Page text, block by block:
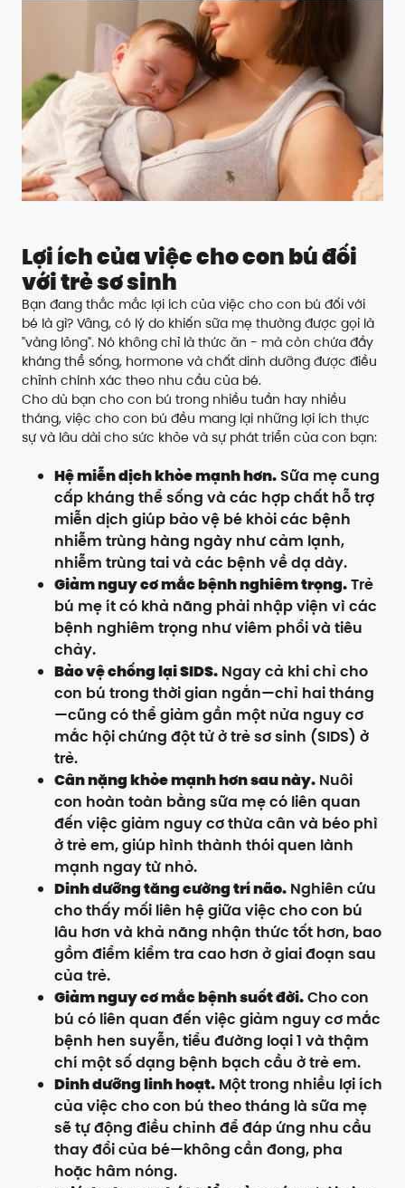
Lợi ích của việc cho con bú đối
với trẻ sơ sinh
Bạn đang thắc mắc lợi ích của việc cho con bú đối với
bé là gì? Vâng, có lý do khiến sữa mẹ thường được gọi là
"vàng lỏng". Nó không chỉ là thức ăn - mà còn chứa đầy
kháng thể sống, hormone và chất dinh dưỡng được điều
chỉnh chính xác theo nhu cầu của bé.
Cho dù bạn cho con bú trong nhiều tuần hay nhiều
tháng, việc cho con bú đều mang lại những lợi ích thực
sự và lâu dài cho sức khỏe và sự phát triển của con bạn:
Hệ miễn dịch khỏe mạnh hơn. Sữa mẹ cung
cấp kháng thể sống và các hợp chất hỗ trợ
miễn dịch giúp bảo vệ bé khỏi các bệnh
nhiễm trùng hàng ngày như cảm lạnh,
nhiễm trùng tai và các bệnh về dạ dày.
Giảm nguy cơ mắc bệnh nghiêm trọng.Trẻ
bú mẹ ít có khả năng phải nhập viện vì các
bệnh nghiêm trọng như viêm phổi và tiêu
chảy.
Bảo vệ chống lại SIDS. Ngay cả khi chỉ cho
con bú trong thời gian ngắn—chỉ hai tháng
—cũng có thể giảm gần một nửa nguy cơ
mắc hội chứng đột tử ở trẻ sơ sinh (SIDS) ở
trẻ.
Cân nặng khỏe mạnh hơn sau này. Nuôi
con hoàn toàn bằng sữa mẹ có liên quan
đến việc giảm nguy cơ thừa cân và béo phì
ở trẻ em, giúp hình thành thói quen lành
mạnh ngay từ nhỏ.
Dinh dưỡng tăng cường trí não. Nghiên cứu
cho thấy mối liên hệ giữa việc cho con bú
lâu hơn và khả năng nhận thức tốt hơn, bao
gồm điểm kiểm tra cao hơn ở giai đoạn sau
của trẻ.
Giảm nguy cơ mắc bệnh suốt đời.Cho con
bú có liên quan đến việc giảm nguy cơ mắc
bệnh hen suyễn, tiểu đường loại 1 và thậm
chí một số dạng bệnh bạch cầu ở trẻ em.
Dinh dưỡng linh hoạt. Một trong nhiều lợi ích
của việc cho con bú theo tháng là sữa mẹ
sẽ tự động điều chỉnh để đáp ứng nhu cầu
thay đổi của bé—không cần đong, pha
hoặc hâm nóng.